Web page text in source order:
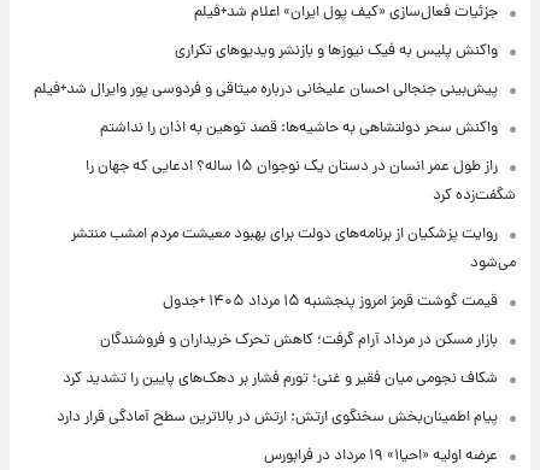
جزئیات فعال‌سازی «کیف پول ایران» اعلام شد+فیلم
واکنش پلیس به فیک نیوزها و بازنشر ویدیوهای تکراری
پیش‌بینی جنجالی احسان علیخانی درباره میثاقی و فردوسی پور وایرال شد+فیلم
واکنش سحر دولتشاهی به حاشیه‌ها: قصد توهین به اذان را نداشتم
راز طول عمر انسان در دستان یک نوجوان ۱۵ ساله؟ ادعایی که جهان را
شگفت‌زده کرد
روایت پزشکیان از برنامه‌های دولت برای بهبود معیشت مردم امشب منتشر
می‌شود
قیمت گوشت قرمز امروز پنجشنبه ۱۵ مرداد ۱۴۰۵ +جدول
بازار مسکن در مرداد آرام گرفت؛ کاهش تحرک خریداران و فروشندگان
شکاف نجومی میان فقیر و غنی؛ تورم فشار بر دهک‌های پایین را تشدید کرد
پیام اطمینان‌بخش سخنگوی ارتش: ارتش در بالاترین سطح آمادگی قرار دارد
عرضه اولیه «احیا۱» ۱۹ مرداد در فرابورس